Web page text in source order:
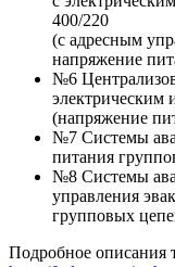
400/220
(c адресным
напряжение
№6
(напряжение
№7 Системы
питания
№8 Системы
управления
групповых
Подробное описания